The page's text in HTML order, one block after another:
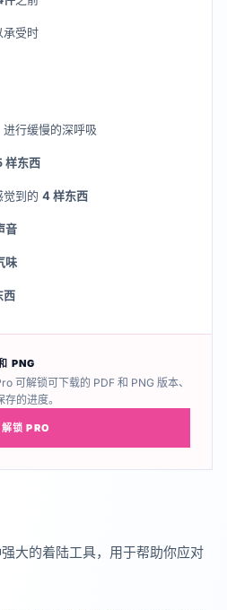
承受时
进行缓慢的深呼吸
样东西
觉到的 4 样东西
音
味
西
PNG
可解锁可下载的 PDF 和 PNG 版本、
的进度。
解锁 PRO
大的着陆工具，用于帮助你应对